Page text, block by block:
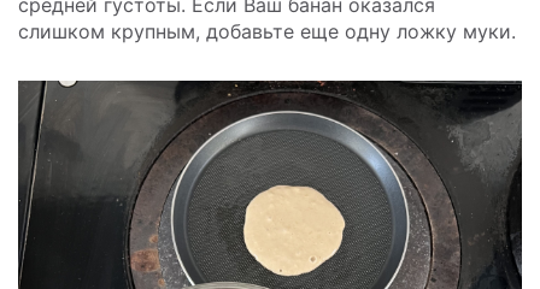
слишком крупным, добавьте еще одну ложку муки.